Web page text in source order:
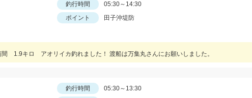
釣行時間
05:30～14:30
ポイント
田子沖堤防
1.9キロ アオリイカ釣れました！ 渡船は万集丸さんにお願いしました。
釣行時間
05:30～13:30